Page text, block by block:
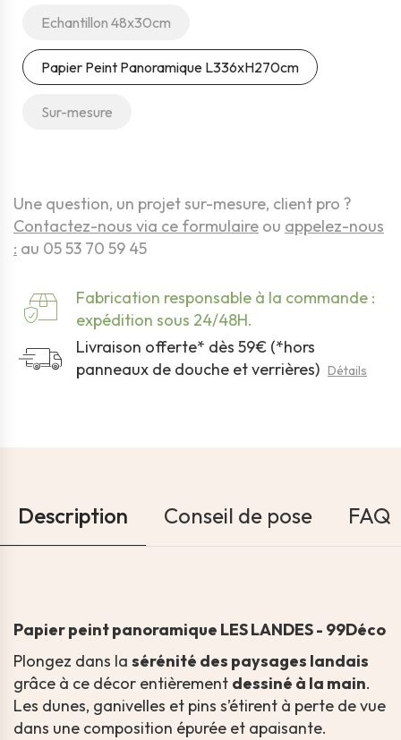
Echantillon 48x30cm
Papier Peint Panoramique L336xH270cm
Sur-mesure
Une question, un projet sur-mesure, client pro ?
Contactez-nous via ce formulaire ou appelez-nous
: au 05 53 70 59 45
Fabrication responsable à la commande :
expédition sous 24/48H.
Livraison offerte* dès 59€ (*hors
panneaux de douche et verrières) Détails
Description Conseil de pose FAQ
Papier peint panoramique LES LANDES - 99Déco
Plongez dans la sérénité des paysages landais
grâce à ce décor entièrement dessiné à la main.
Les dunes, ganivelles et pins s’étirent à perte de vue
dans une composition épurée et apaisante.